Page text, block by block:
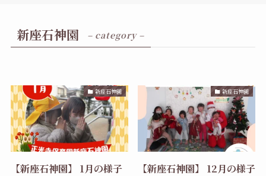
新座石神園 – category –
新座石神園
【新座石神園】 1月の様子
新座石神園
【新座石神園】 12月の様子